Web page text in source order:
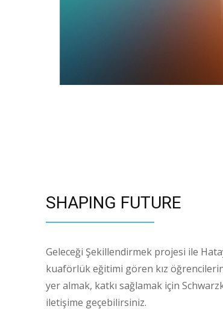
SHAPING FUTURE
Geleceği Şekillendirmek projesi ile
kuaförlük eğitimi gören kız
yer almak, katkı sağlamak için
iletişime geçebilirsiniz.